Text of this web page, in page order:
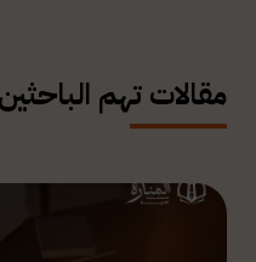
مقالات تهم الباحثين